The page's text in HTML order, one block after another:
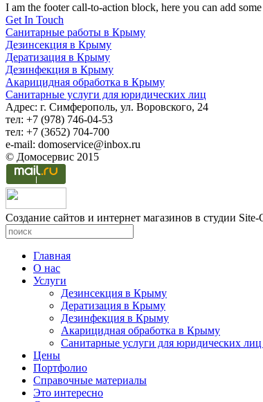
I am the footer call-to-action block, here you can add
Get In Touch
Санитарные работы в Крыму
Дезинсекция в Крыму
Дератизация в Крыму
Дезинфекция в Крыму
Акарицидная обработка в Крыму
Санитарные услуги для юридических лиц
Адрес: г. Симферополь, ул. Воровского, 24
тел: +7 (978) 746-04-53
тел: +7 (3652) 704-700
e-mail: domoservice@inbox.ru
© Домосервис 2015
Создание сайтов и интернет магазинов в студии
Главная
О нас
Услуги
Дезинсекция в Крыму
Дератизация в Крыму
Дезинфекция в Крыму
Акарицидная обработка в Крыму
Санитарные услуги для юридических
Цены
Портфолио
Справочные материалы
Это интересно